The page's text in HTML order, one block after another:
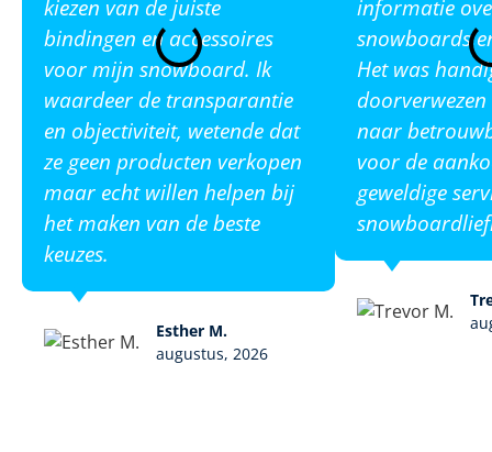
kiezen van de juiste
bindingen en accessoires
voor mijn snowboard. Ik
waardeer de transparantie
en objectiviteit, wetende dat
ze geen producten verkopen
maar echt willen helpen bij
het maken van de beste
keuzes.
Esther M.
augustus, 2026
informatie
snowboards
Het was
naar
voor de
geweldige